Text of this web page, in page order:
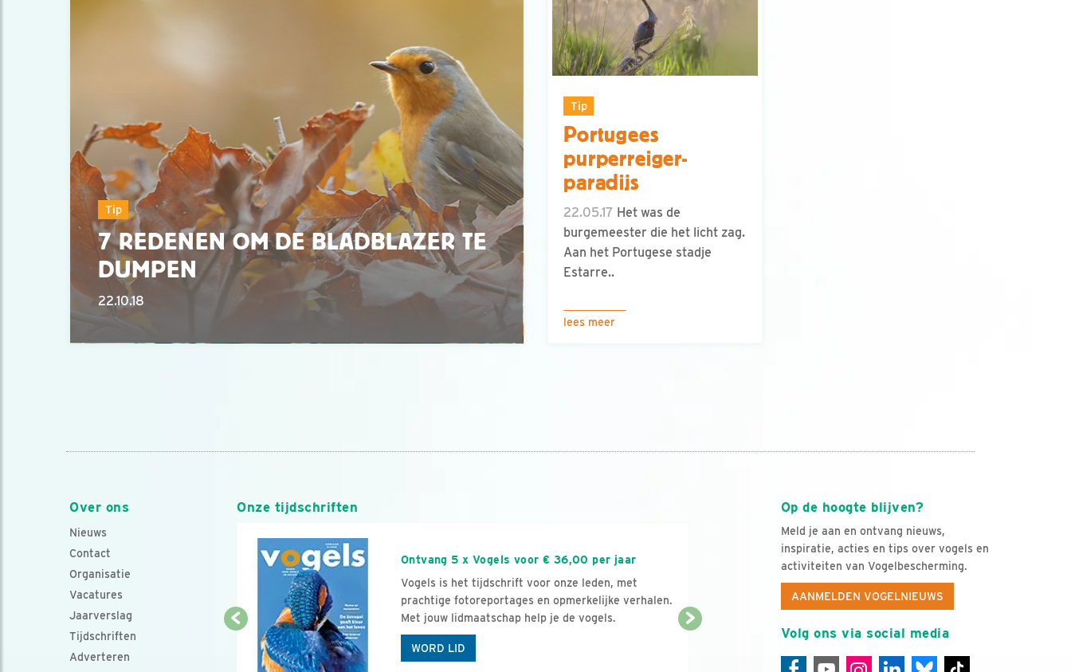
Tip
7 REDENEN OM DE BLADBLAZER TE
DUMPEN
22.10.18
Tip
Portugees
purperreiger-
paradijs
22.05.17 Het was de
burgemeester die het licht zag.
Aan het Portugese stadje
Estarre..
lees meer
Over ons
Nieuws
Contact
Organisatie
Vacatures
Jaarverslag
Tijdschriften
Adverteren
Op de hoogte blijven?
Meld je aan en ontvang nieuws,
inspiratie, acties en tips over vogels en
activiteiten van Vogelbescherming.
AANMELDEN VOGELNIEUWS
Volg ons via social media
Onze tijdschriften
Ontvang 5 x Vogels voor € 36,00 per jaar
Vogels is het tijdschrift voor onze leden, met
prachtige fotoreportages en opmerkelijke verhalen.
Met jouw lidmaatschap help je de vogels.
WORD LID